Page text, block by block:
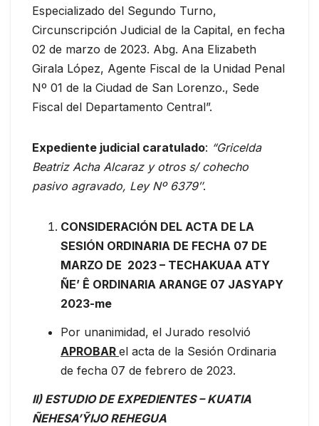
Especializado del Segundo Turno,
Circunscripción Judicial de la Capital, en fecha
02 de marzo de 2023. Abg. Ana Elizabeth
Girala López, Agente Fiscal de la Unidad Penal
Nº 01 de la Ciudad de San Lorenzo., Sede
Fiscal del Departamento Central”.
Expediente judicial caratulado: “Gricelda
Beatriz Acha Alcaraz y otros s/ cohecho
pasivo agravado, Ley Nº 6379″.
CONSIDERACIÓN DEL ACTA DE LA
SESIÓN ORDINARIA DE FECHA 07 DE
MARZO DE 2023 – TECHAKUAA ATY
ÑE’ Ê ORDINARIA ARANGE 07 JASYAPY
2023-me
Por unanimidad, el Jurado resolvió
APROBAR el acta de la Sesión Ordinaria
de fecha 07 de febrero de 2023.
II) ESTUDIO DE EXPEDIENTES – KUATIA
ÑEHESA’ỸIJO REHEGUA